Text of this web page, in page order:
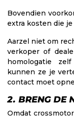
Bovendien
extra kosten die
Aarzel niet om
verkoper of
homologatie
kunnen ze je
contact moet
2. BRENG DE
Omdat